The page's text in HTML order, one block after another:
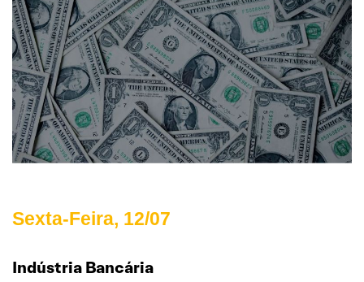
Sexta-Feira, 12/07
Indústria Bancária